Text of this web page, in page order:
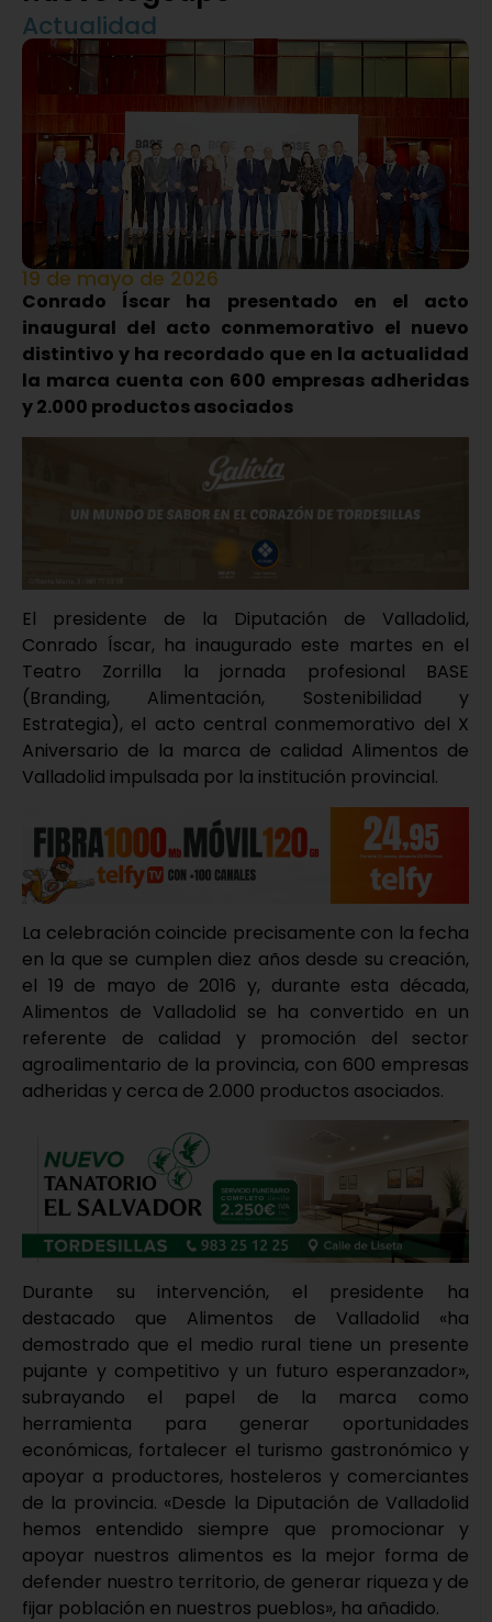
Actualidad
19 de mayo de 2026
Conrado Íscar ha presentado en el acto
inaugural del acto conmemorativo el nuevo
distintivo y ha recordado que en la actualidad
la marca cuenta con 600 empresas adheridas
y 2.000 productos asociados
El presidente de la Diputación de Valladolid,
Conrado Íscar, ha inaugurado este martes en el
Teatro Zorrilla la jornada profesional BASE
(Branding, Alimentación, Sostenibilidad y
Estrategia), el acto central conmemorativo del X
Aniversario de la marca de calidad Alimentos de
Valladolid impulsada por la institución provincial.
La celebración coincide precisamente con la fecha
en la que se cumplen diez años desde su creación,
el 19 de mayo de 2016 y, durante esta década,
Alimentos de Valladolid se ha convertido en un
referente de calidad y promoción del sector
agroalimentario de la provincia, con 600 empresas
adheridas y cerca de 2.000 productos asociados.
Durante su intervención, el presidente ha
destacado que Alimentos de Valladolid «ha
demostrado que el medio rural tiene un presente
pujante y competitivo y un futuro esperanzador»,
subrayando el papel de la marca como
herramienta para generar oportunidades
económicas, fortalecer el turismo gastronómico y
apoyar a productores, hosteleros y comerciantes
de la provincia. «Desde la Diputación de Valladolid
hemos entendido siempre que promocionar y
apoyar nuestros alimentos es la mejor forma de
defender nuestro territorio, de generar riqueza y de
fijar población en nuestros pueblos», ha añadido.